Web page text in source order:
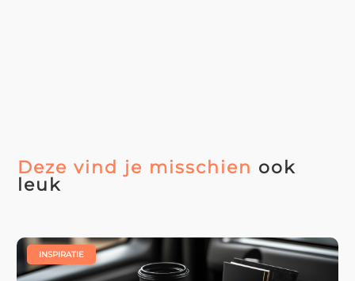
Deze vind je misschien ook
leuk
INSPIRATIE